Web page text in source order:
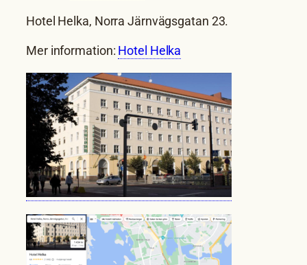
Hotel Helka, Norra Järnvägsgatan 23.
Mer information: Hotel Helka